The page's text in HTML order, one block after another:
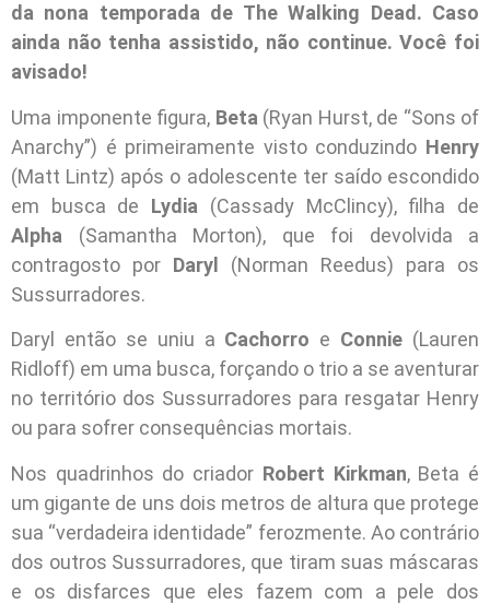
da nona temporada de The Walking Dead. Caso
ainda não tenha assistido, não continue. Você foi
avisado!
Uma imponente figura, Beta (Ryan Hurst, de “Sons of
Anarchy”) é primeiramente visto conduzindo Henry
(Matt Lintz) após o adolescente ter saído escondido
em busca de Lydia (Cassady McClincy), filha de
Alpha (Samantha Morton), que foi devolvida a
contragosto por Daryl (Norman Reedus) para os
Sussurradores.
Daryl então se uniu a Cachorro e Connie (Lauren
Ridloff) em uma busca, forçando o trio a se aventurar
no território dos Sussurradores para resgatar Henry
ou para sofrer consequências mortais.
Nos quadrinhos do criador Robert Kirkman, Beta é
um gigante de uns dois metros de altura que protege
sua “verdadeira identidade” ferozmente. Ao contrário
dos outros Sussurradores, que tiram suas máscaras
e os disfarces que eles fazem com a pele dos